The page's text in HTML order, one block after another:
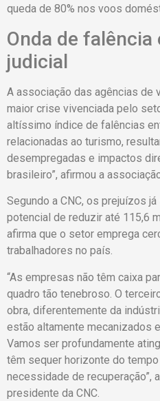
queda de 80% nos voos
Onda de falência
judicial
A associação das agências de
maior crise vivenciada pelo
altíssimo índice de falências
relacionadas ao turismo,
desempregadas e impactos
brasileiro”, afirmou a
Segundo a CNC, os prejuízos
potencial de reduzir até 115,6
afirma que o setor emprega
trabalhadores no país.
“As empresas não têm caixa
quadro tão tenebroso. O
obra, diferentemente da
estão altamente mecanizados
Vamos ser profundamente
têm sequer horizonte do
necessidade de recuperação”,
presidente da CNC.